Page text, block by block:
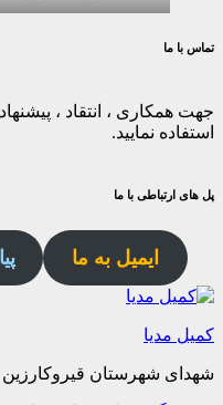
تماس با ما
جهت همکاری ، انتقاد ،
استفاده نمایید.
پل های ارتباطی با ما
ایمیل به ما
کمیل مدیا
شهدای شهرستان قیروکارزین